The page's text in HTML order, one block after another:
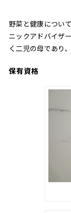
野菜と健康につい
ニックアドバイザ
く二児の母であり
保有資格